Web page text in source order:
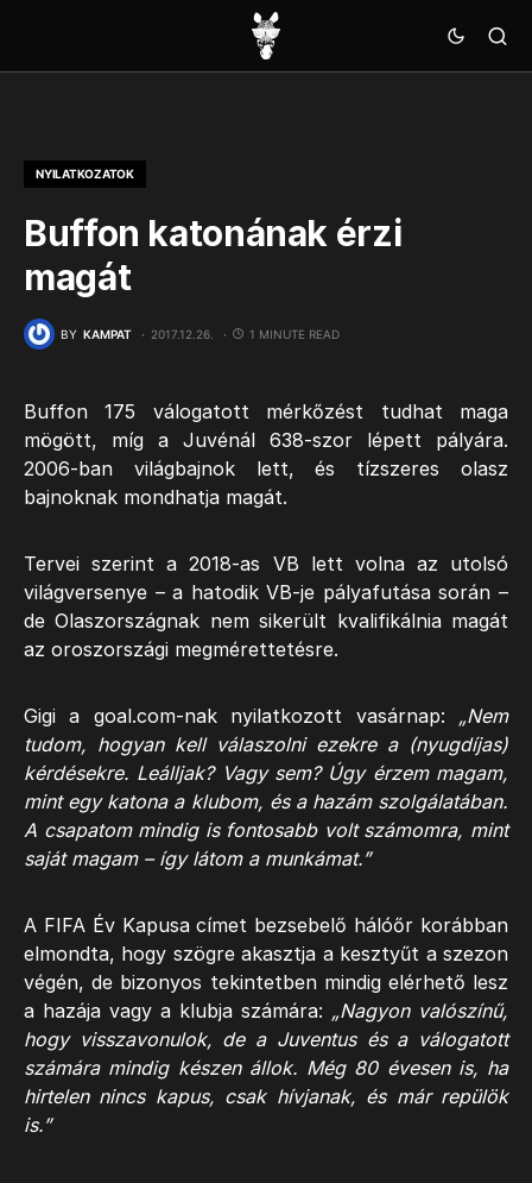
NYILATKOZATOK
Buffon katonának érzi
magát
BY KAMPAT 2017.12.26. 1 MINUTE READ
Buffon 175 válogatott mérkőzést tudhat maga
mögött, míg a Juvénál 638-szor lépett pályára.
2006-ban világbajnok lett, és tízszeres olasz
bajnoknak mondhatja magát.
Tervei szerint a 2018-as VB lett volna az utolsó
világversenye – a hatodik VB-je pályafutása során –
de Olaszországnak nem sikerült kvalifikálnia magát
az oroszországi megmérettetésre.
Gigi a goal.com-nak nyilatkozott vasárnap: „Nem
tudom, hogyan kell válaszolni ezekre a (nyugdíjas)
kérdésekre. Leálljak? Vagy sem? Úgy érzem magam,
mint egy katona a klubom, és a hazám szolgálatában.
A csapatom mindig is fontosabb volt számomra, mint
saját magam – így látom a munkámat.”
A FIFA Év Kapusa címet bezsebelő hálóőr korábban
elmondta, hogy szögre akasztja a kesztyűt a szezon
végén, de bizonyos tekintetben mindig elérhető lesz
a hazája vagy a klubja számára: „Nagyon valószínű,
hogy visszavonulok, de a Juventus és a válogatott
számára mindig készen állok. Még 80 évesen is, ha
hirtelen nincs kapus, csak hívjanak, és már repülök
is.”